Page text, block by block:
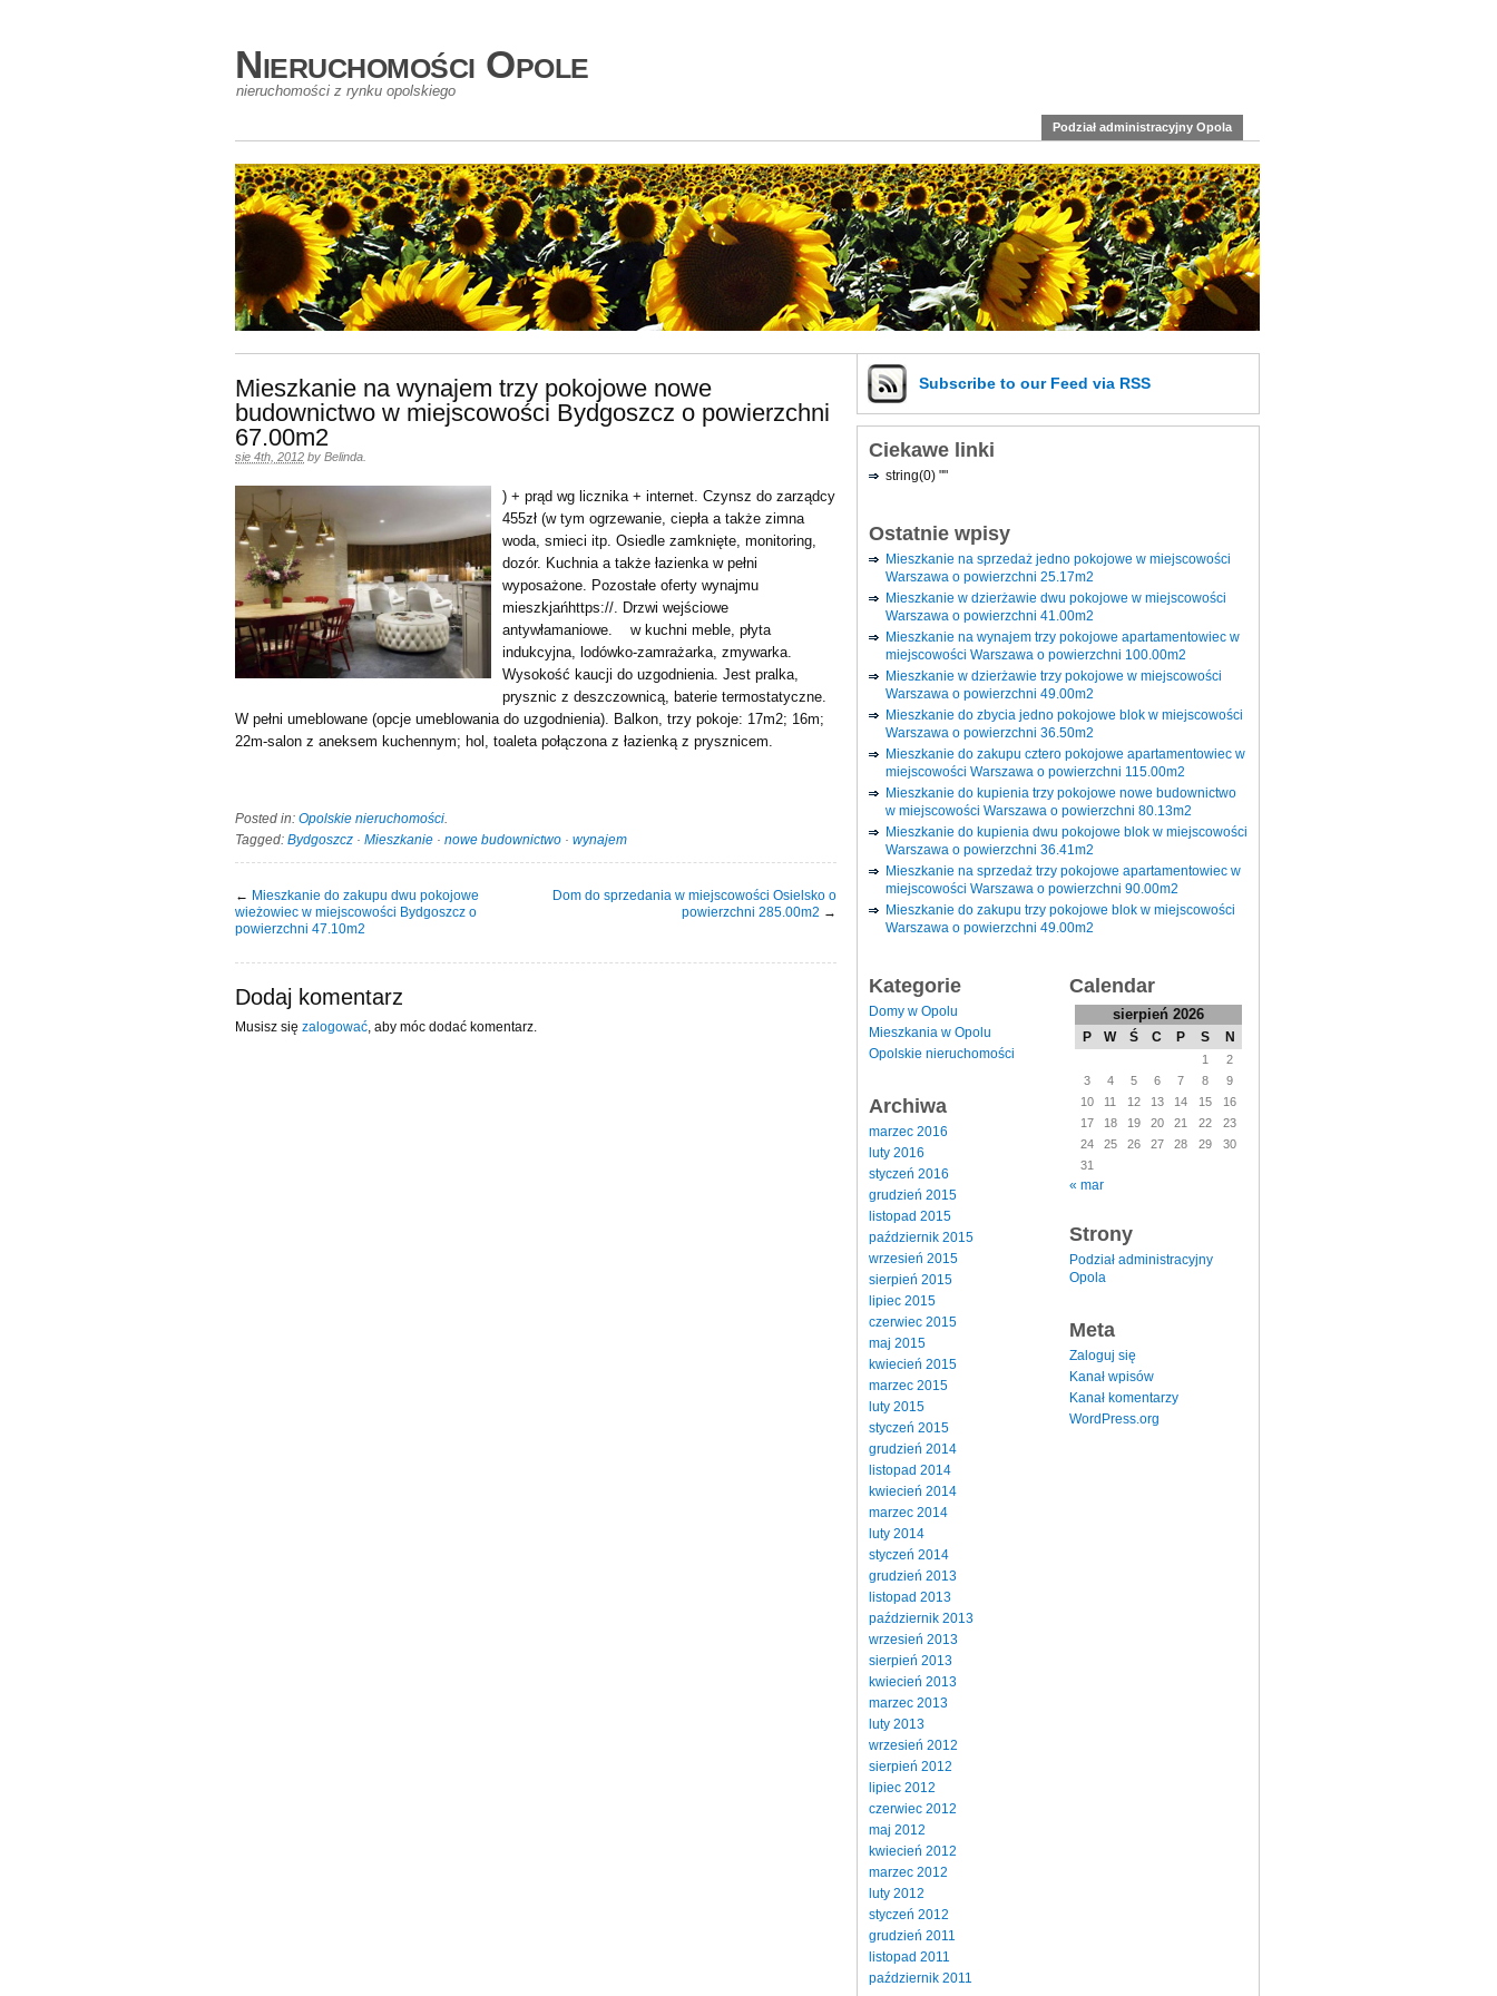
Nieruchomości Opole
nieruchomości z rynku opolskiego
Podział administracyjny Opola
Mieszkanie na wynajem trzy pokojowe nowe
budownictwo w miejscowości Bydgoszcz o powierzchni
67.00m2
sie 4th, 2012 by Belinda
) + prąd wg licznika + internet. Czynsz do zarządcy
455zł (w tym ogrzewanie, ciepła a także zimna
woda, smieci itp. Osiedle zamknięte, monitoring,
dozór. Kuchnia a także łazienka w pełni
wyposażone. Pozostałe oferty wynajmu
mieszkjańhttps://. Drzwi wejściowe
antywłamaniowe. w kuchni meble, płyta
indukcyjna, lodówko-zamrażarka, zmywarka.
Wysokość kaucji do uzgodnienia. Jest pralka,
prysznic z deszczownicą, baterie termostatyczne.
W pełni umeblowane (opcje umeblowania do uzgodnienia). Balkon, trzy pokoje: 17m2; 16m;
22m-salon z aneksem kuchennym; hol, toaleta połączona z łazienką z prysznicem.
Posted in: Opolskie nieruchomości.
Tagged: Bydgoszcz · Mieszkanie · nowe budownictwo · wynajem
← Mieszkanie do zakupu dwu pokojowe
wieżowiec w miejscowości Bydgoszcz o
powierzchni 47.10m2
Dom do sprzedania w miejscowości Osielsko o
powierzchni 285.00m2 →
Dodaj komentarz
Musisz się zalogować , aby móc dodać komentarz.
Subscribe to our Feed via RSS
Ciekawe linki
string(0) ""
Ostatnie wpisy
Mieszkanie na sprzedaż jedno pokojowe w miejscowości
Warszawa o powierzchni 25.17m2
Mieszkanie w dzierżawie dwu pokojowe w miejscowości
Warszawa o powierzchni 41.00m2
Mieszkanie na wynajem trzy pokojowe apartamentowiec w
miejscowości Warszawa o powierzchni 100.00m2
Mieszkanie w dzierżawie trzy pokojowe w miejscowości
Warszawa o powierzchni 49.00m2
Mieszkanie do zbycia jedno pokojowe blok w miejscowości
Warszawa o powierzchni 36.50m2
Mieszkanie do zakupu cztero pokojowe apartamentowiec w
miejscowości Warszawa o powierzchni 115.00m2
Mieszkanie do kupienia trzy pokojowe nowe budownictwo
w miejscowości Warszawa o powierzchni 80.13m2
Mieszkanie do kupienia dwu pokojowe blok w miejscowości
Warszawa o powierzchni 36.41m2
Mieszkanie na sprzedaż trzy pokojowe apartamentowiec w
miejscowości Warszawa o powierzchni 90.00m2
Mieszkanie do zakupu trzy pokojowe blok w miejscowości
Warszawa o powierzchni 49.00m2
Kategorie
Domy w Opolu
Mieszkania w Opolu
Opolskie nieruchomości
Archiwa
marzec 2016
luty 2016
styczeń 2016
grudzień 2015
listopad 2015
październik 2015
wrzesień 2015
sierpień 2015
lipiec 2015
czerwiec 2015
maj 2015
kwiecień 2015
marzec 2015
luty 2015
styczeń 2015
grudzień 2014
listopad 2014
kwiecień 2014
marzec 2014
luty 2014
styczeń 2014
grudzień 2013
listopad 2013
październik 2013
wrzesień 2013
sierpień 2013
kwiecień 2013
marzec 2013
luty 2013
wrzesień 2012
sierpień 2012
lipiec 2012
czerwiec 2012
maj 2012
kwiecień 2012
marzec 2012
luty 2012
styczeń 2012
grudzień 2011
listopad 2011
październik 2011
Calendar
sierpień 2026
P W Ś C P S N
1
2
3
4 5 6 7 8
9
10
11 12 13 14 15
16
17
18 19 20 21 22
23
24
25 26 27 28 29
30
31
« mar
Strony
Podział administracyjny
Opola
Meta
Zaloguj się
Kanał wpisów
Kanał komentarzy
WordPress.org